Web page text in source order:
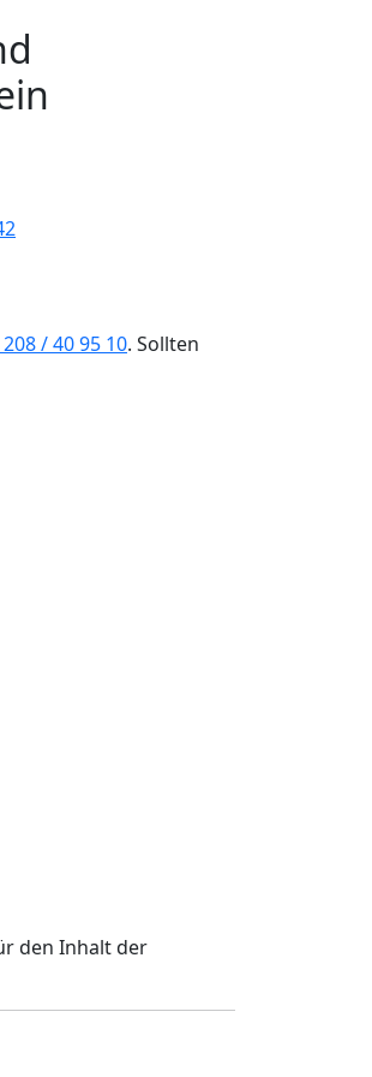
/ 40 95 10. Sollten
den Inhalt der